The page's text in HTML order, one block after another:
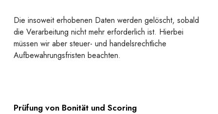
Die insoweit erhobenen Daten werden gelöscht, sobald
die Verarbeitung nicht mehr erforderlich ist. Hierbei
müssen wir aber steuer- und handelsrechtliche
Aufbewahrungsfristen beachten.
Prüfung von Bonität und Scoring